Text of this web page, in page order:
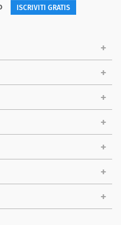
ISCRIVITI GRATIS